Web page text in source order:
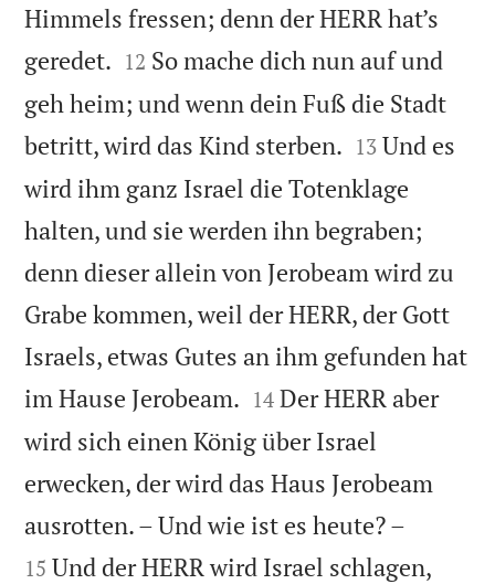
Himmels fressen; denn der HERR hat’s
geredet. 

12 So mache dich nun auf und
geh heim; und wenn dein Fuß die Stadt
betritt, wird das Kind sterben. 

13 Und es
wird ihm ganz Israel die Totenklage
halten, und sie werden ihn begraben;
denn dieser allein von Jerobeam wird zu
Grabe kommen, weil der HERR, der Gott
Israels, etwas Gutes an ihm gefunden hat
im Hause Jerobeam. 

14 Der HERR aber
wird sich einen König über Israel
erwecken, der wird das Haus Jerobeam
ausrotten. – Und wie ist es heute? –
15 Und der HERR wird Israel schlagen,